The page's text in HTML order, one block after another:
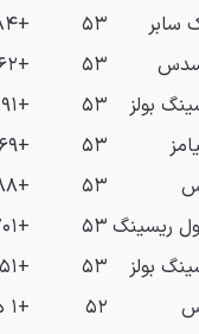
سابر ۵۳ +۵۸.۴۸۴ ثانیه
۵۳ +۵۹.۷۶۲ ثانیه
بولز ۵۳ +۶۳.۸۹۱ ثانیه
۵۳ +۶۴.۴۶۹ ثانیه
۵۳ +۷۹.۲۸۸ ثانیه
ریسینگ ۵۳ +۸۰.۷۰۱ ثانیه
بولز ۵۳ +۸۲.۳۵۱ ثانیه
۵۲ +۱ دور